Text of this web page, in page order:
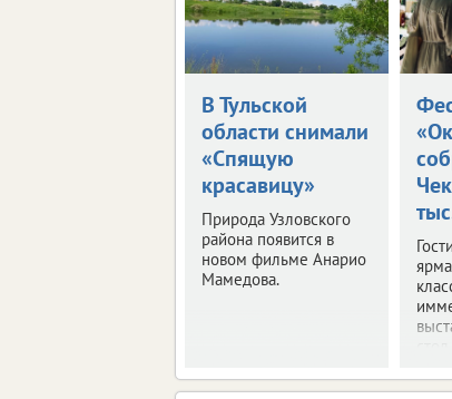
В Тульской
области снимали
«Спящую
красавицу»
Природа Узловского
района появится в
новом фильме Анарио
Мамедова.